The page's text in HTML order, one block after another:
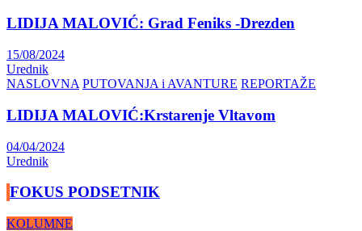
LIDIJA MALOVIĆ: Grad Feniks -Drezden
15/08/2024
Urednik
NASLOVNA PUTOVANJA i AVANTURE REPORTAŽE
LIDIJA MALOVIĆ:Krstarenje Vltavom
04/04/2024
Urednik
FOKUS PODSETNIK
KOLUMNE